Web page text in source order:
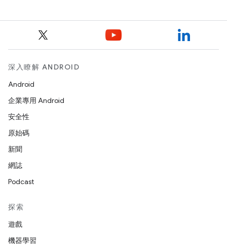
深入瞭解 ANDROID
Android
企業專用 Android
安全性
原始碼
新聞
網誌
Podcast
探索
遊戲
機器學習